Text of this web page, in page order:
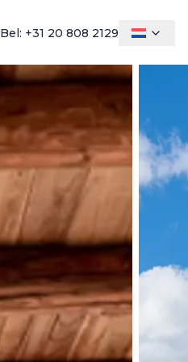
Bel: +31 20 808 2129